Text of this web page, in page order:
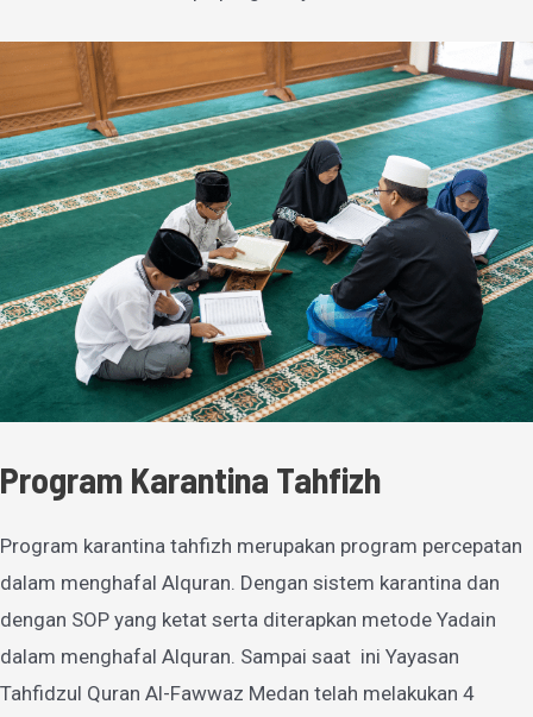
Program Karantina Tahfizh
Program karantina tahfizh merupakan program percepatan
dalam menghafal Alquran. Dengan sistem karantina dan
dengan SOP yang ketat serta diterapkan metode Yadain
dalam menghafal Alquran. Sampai saat ini Yayasan
Tahfidzul Quran Al-Fawwaz Medan telah melakukan 4